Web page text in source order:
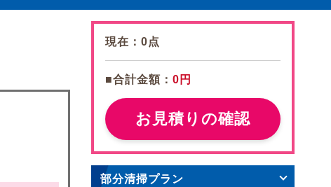
現在： 0点
■合計金額： 0円
お見積りの確認
部分清掃プラン